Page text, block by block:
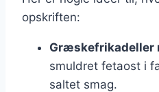
opskriften:
Græskefrikadeller
smuldret fetaost i
saltet smag.